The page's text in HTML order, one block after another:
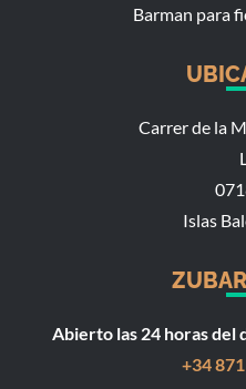
Barman para
Carrer de la
Islas
Abierto las 24 horas del
+34